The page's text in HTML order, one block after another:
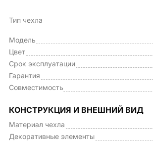
Тип чехла
Модель
Цвет
Срок эксплуатации
Гарантия
Совместимость
КОНСТРУКЦИЯ И ВНЕШНИЙ ВИД
Материал чехла
Декоративные элементы